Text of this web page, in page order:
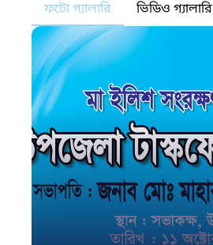
ফটো গ্যালারি ভিডিও গ্যালারি